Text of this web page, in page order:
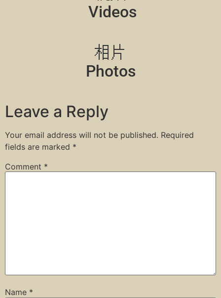
Videos
相片
Photos
Leave a Reply
Your email address will not be published. Required
fields are marked *
Comment *
Name *